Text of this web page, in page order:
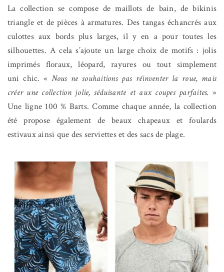
La collection se compose de maillots de bain, de bikinis
triangle et de pièces à armatures. Des tangas échancrés aux
culottes aux bords plus larges, il y en a pour toutes les
silhouettes. A cela s’ajoute un large choix de motifs : jolis
imprimés floraux, léopard, rayures ou tout simplement
uni chic. «Nous ne souhaitions pas réinventer la roue, mais
créer une collection jolie, séduisante et aux coupes parfaites. »
Une ligne 100 % Barts. Comme chaque année, la collection
été propose également de beaux chapeaux et foulards
estivaux ainsi que des serviettes et des sacs de plage.